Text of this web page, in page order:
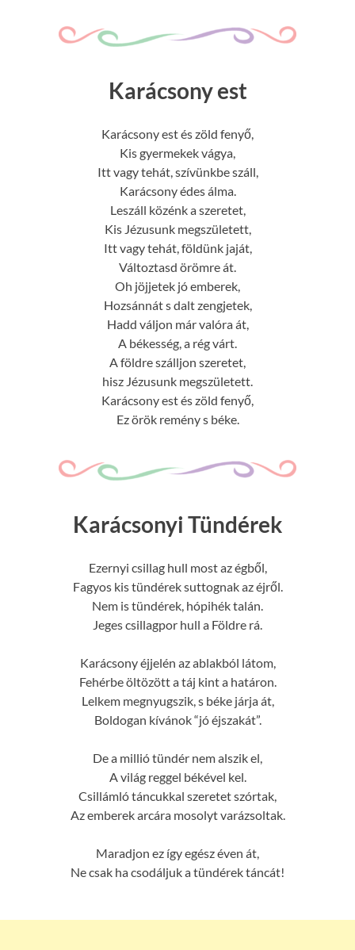
Karácsony est
Karácsony est és zöld fenyő,
Kis gyermekek vágya,
Itt vagy tehát, szívünkbe száll,
Karácsony édes álma.
Leszáll közénk a szeretet,
Kis Jézusunk megszületett,
Itt vagy tehát, földünk jaját,
Változtasd örömre át.
Oh jöjjetek jó emberek,
Hozsánnát s dalt zengjetek,
Hadd váljon már valóra át,
A békesség, a rég várt.
A földre szálljon szeretet,
hisz Jézusunk megszületett.
Karácsony est és zöld fenyő,
Ez örök remény s béke.
Karácsonyi Tündérek
Ezernyi csillag hull most az égből,
Fagyos kis tündérek suttognak az éjről.
Nem is tündérek, hópihék talán.
Jeges csillagpor hull a Földre rá.
Karácsony éjjelén az ablakból látom,
Fehérbe öltözött a táj kint a határon.
Lelkem megnyugszik, s béke járja át,
Boldogan kívánok “jó éjszakát”.
De a millió tündér nem alszik el,
A világ reggel békével kel.
Csillámló táncukkal szeretet szórtak,
Az emberek arcára mosolyt varázsoltak.
Maradjon ez így egész éven át,
Ne csak ha csodáljuk a tündérek táncát!